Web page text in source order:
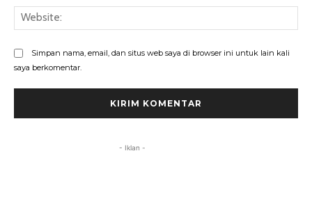
Simpan nama, email, dan situs web saya di browser ini untuk lain kali
saya berkomentar.
- Iklan -